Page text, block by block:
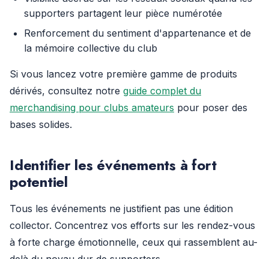
supporters partagent leur pièce numérotée
Renforcement du sentiment d'appartenance et de
la mémoire collective du club
Si vous lancez votre première gamme de produits
dérivés, consultez notre guide complet du
merchandising pour clubs amateurs pour poser des
bases solides.
Identifier les événements à fort
potentiel
Tous les événements ne justifient pas une édition
collector. Concentrez vos efforts sur les rendez-vous
à forte charge émotionnelle, ceux qui rassemblent au-